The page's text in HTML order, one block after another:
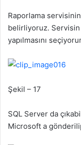
Raporlama servisinin
belirliyoruz.
yapılmasını
Şekil – 17
SQL Server da
Microsoft a